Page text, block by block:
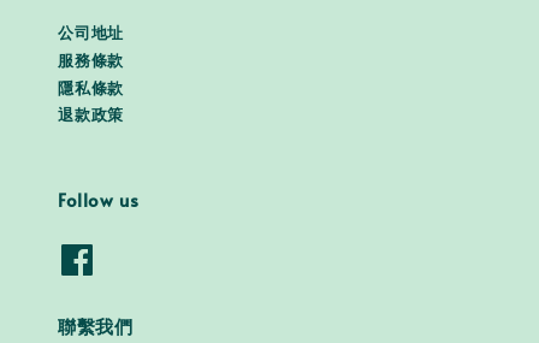
公司地址
服務條款
隱私條款
退款政策
Follow us
聯繫我們